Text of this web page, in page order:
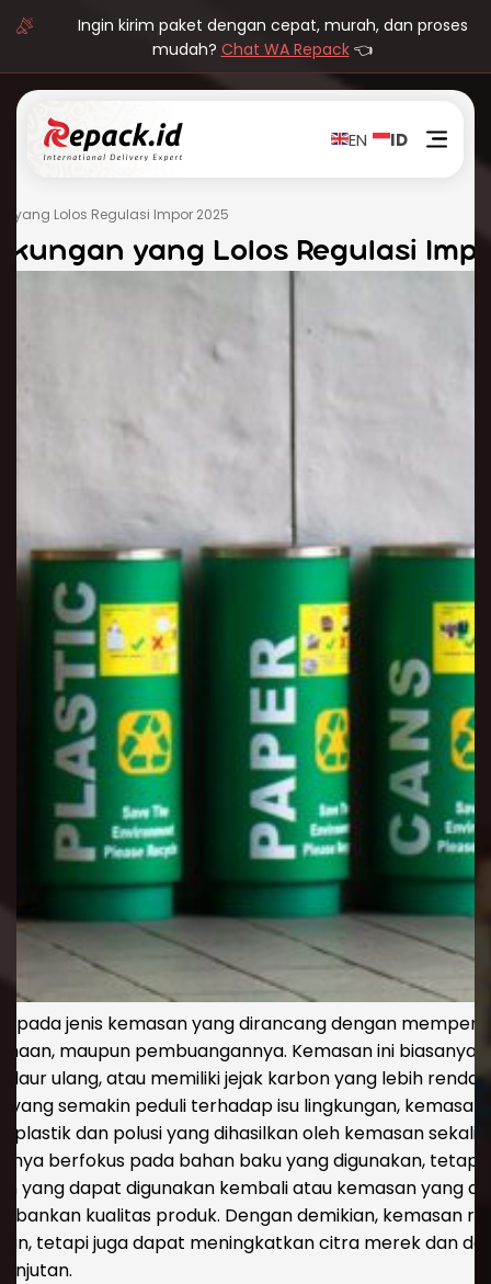
Ingin kirim paket dengan cepat, murah, dan proses
mudah? Chat WA Repack👈
EN ID
yang Lolos Regulasi Impor 2025
yang Lolos Regulasi
pada jenis kemasan yang dirancang dengan
maupun pembuangannya. Kemasan ini
ulang, atau memiliki jejak karbon yang lebih
semakin peduli terhadap isu lingkungan,
plastik dan polusi yang dihasilkan oleh kemasan sekali
berfokus pada bahan baku yang digunakan, tetapi
yang dapat digunakan kembali atau kemasan yang
kualitas produk. Dengan demikian, kemasan
tetapi juga dapat meningkatkan citra merek dan